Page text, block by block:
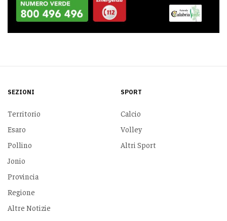
SEZIONI
Territorio
Esaro
Pollino
Jonio
Provincia
Regione
Altre Notizie
SPORT
Calcio
Volley
Altri Sport